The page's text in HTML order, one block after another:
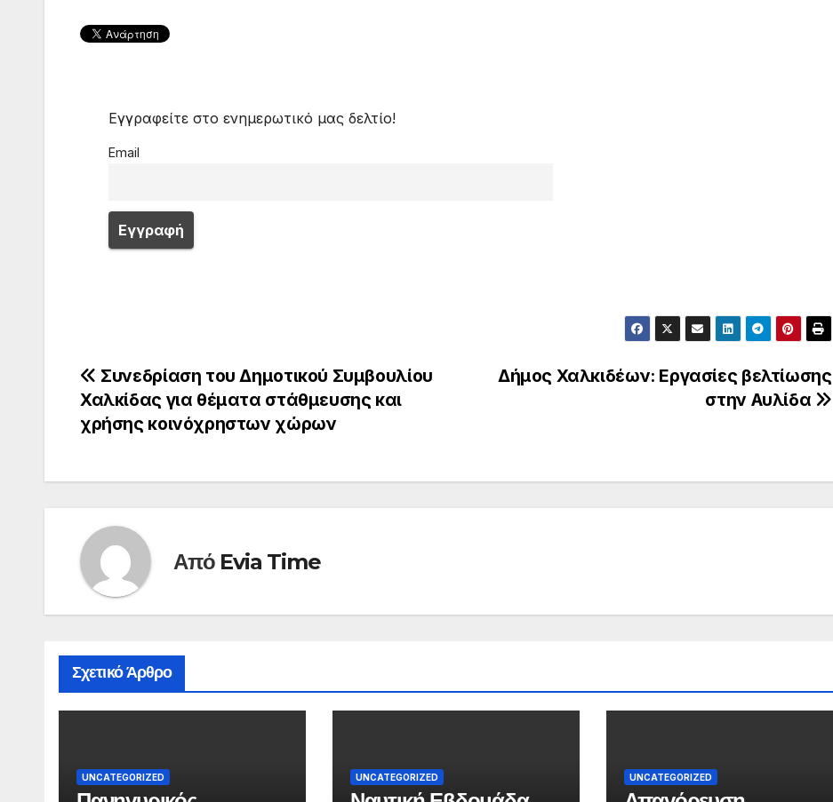
Εγγραφείτε στο ενημερωτικό μας δελτίο!
Email
Πλοήγηση
άρθρων
Δήμος Χαλκιδέων: Εργασίες βελτίωσης
στην Αυλίδα
Συνεδρίαση του Δημοτικού Συμβουλίου
Χαλκίδας για θέματα στάθμευσης και
χρήσης κοινόχρηστων χώρων
Από Evia Time
Σχετικό Άρθρο
UNCATEGORIZED UNCATEGORIZED UNCATEGORIZED